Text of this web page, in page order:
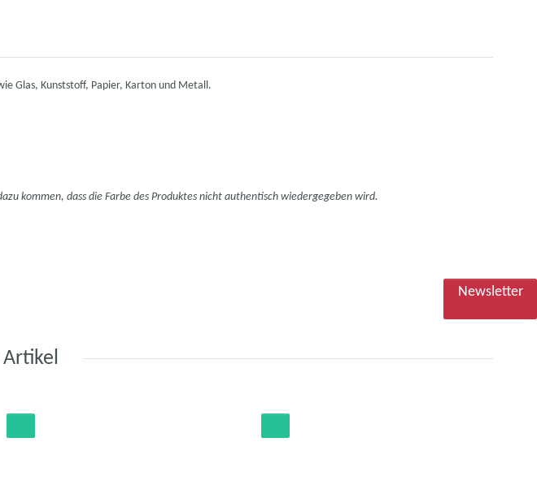
Glas, Kunststoff, Papier, Karton und Metall.
kommen, dass die Farbe des Produktes nicht authentisch wiedergegeben wird.
Newsletter